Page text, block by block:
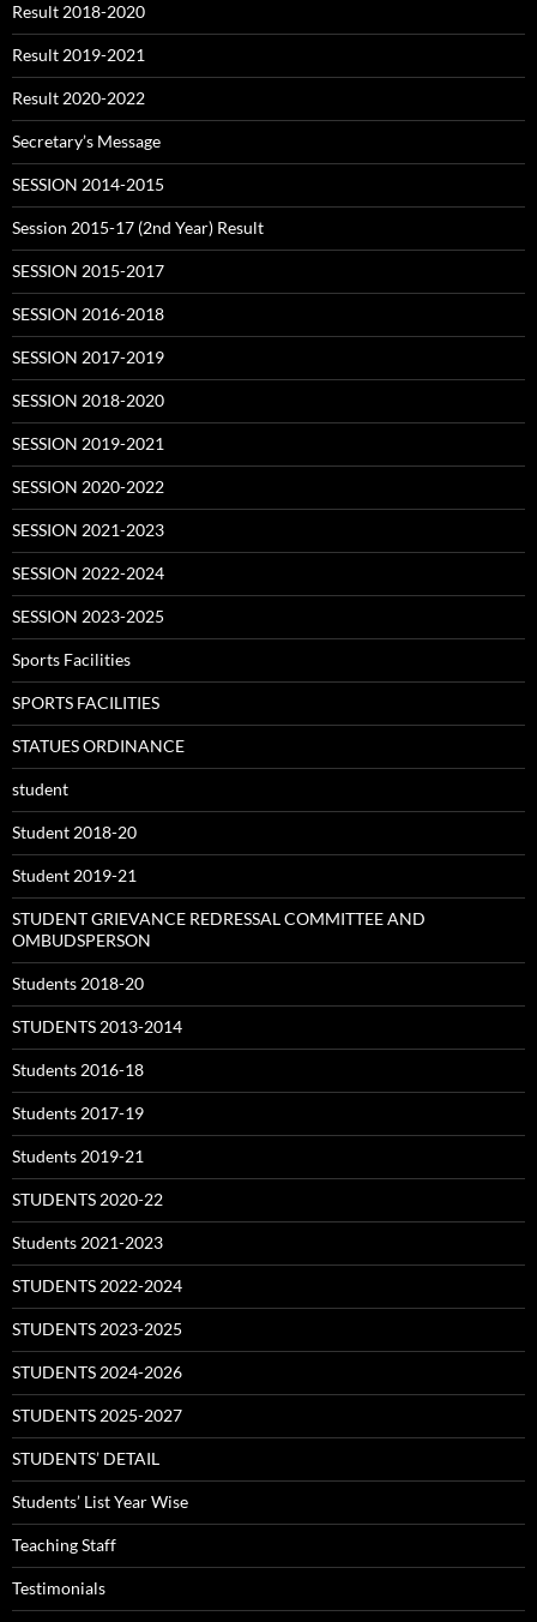
Result 2018-2020
Result 2019-2021
Result 2020-2022
Secretary’s Message
SESSION 2014-2015
Session 2015-17 (2nd Year) Result
SESSION 2015-2017
SESSION 2016-2018
SESSION 2017-2019
SESSION 2018-2020
SESSION 2019-2021
SESSION 2020-2022
SESSION 2021-2023
SESSION 2022-2024
SESSION 2023-2025
Sports Facilities
SPORTS FACILITIES
STATUES ORDINANCE
student
Student 2018-20
Student 2019-21
STUDENT GRIEVANCE REDRESSAL COMMITTEE AND
OMBUDSPERSON
Students 2018-20
STUDENTS 2013-2014
Students 2016-18
Students 2017-19
Students 2019-21
STUDENTS 2020-22
Students 2021-2023
STUDENTS 2022-2024
STUDENTS 2023-2025
STUDENTS 2024-2026
STUDENTS 2025-2027
STUDENTS’ DETAIL
Students’ List Year Wise
Teaching Staff
Testimonials